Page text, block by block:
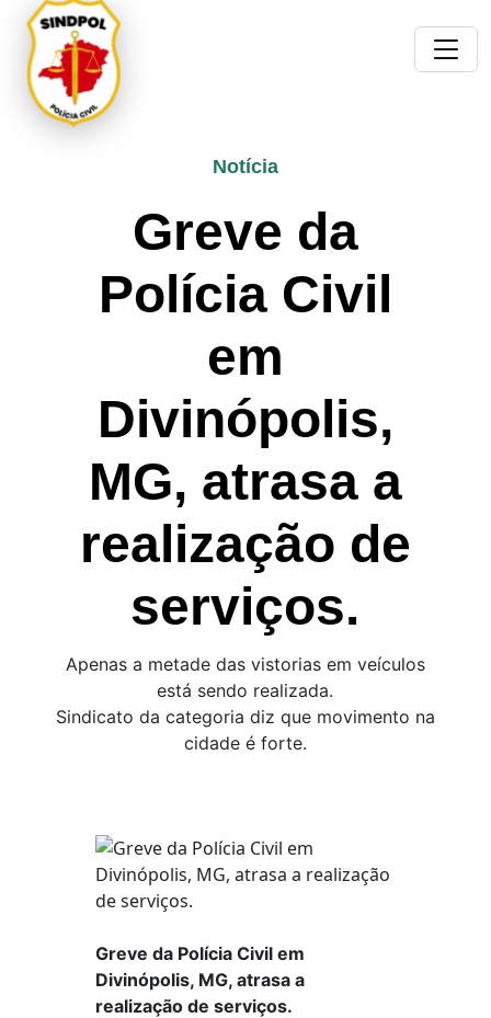
Notícia
Greve da
Polícia Civil
em
Divinópolis,
MG, atrasa a
realização de
serviços.
Apenas a metade das vistorias em veículos
está sendo realizada.
Sindicato da categoria diz que movimento na
cidade é forte.
Greve da Polícia Civil em
Divinópolis, MG, atrasa a
realização de serviços.